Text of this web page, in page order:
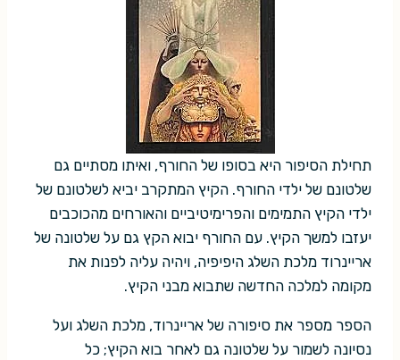
תחילת הסיפור היא בסופו של החורף, ואיתו מסתיים גם
שלטונם של ילדי החורף. הקיץ המתקרב יביא לשלטונם של
ילדי הקיץ התמימים והפרימיטיביים והאורחים מהכוכבים
יעזבו למשך הקיץ. עם החורף יבוא הקץ גם על שלטונה של
אריינרוד מלכת השלג היפיפיה, ויהיה עליה לפנות את
מקומה למלכה החדשה שתבוא מבני הקיץ.
הספר מספר את סיפורה של אריינרוד, מלכת השלג ועל
נסיונה לשמור על שלטונה גם לאחר בוא הקיץ; כל